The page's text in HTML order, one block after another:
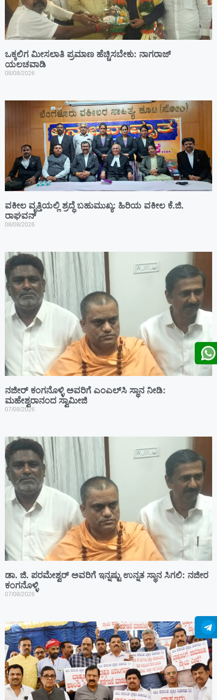
ಒಕ್ಕಲಿಗ ಮೀಸಲಾತಿ ಪ್ರಮಾಣ ಹೆಚ್ಚಿಸಬೇಕು: ನಾಗರಾಜ್
ಯಲಚವಾಡಿ
08/08/2026
ವಕೀಲ ವೃತ್ತಿಯಲ್ಲಿ ಶ್ರದ್ಧೆ ಬಹುಮುಖ್ಯ: ಹಿರಿಯ ವಕೀಲ ಕೆ.ಜಿ.
ರಾಘವನ್
08/08/2026
ನಜೀರ್ ಕಂಗನೊಳ್ಳಿ ಅವರಿಗೆ ಎಂಎಲ್‌ಸಿ ಸ್ಥಾನ ನೀಡಿ:
ಮಹೇಶ್ವರಾನಂದ ಸ್ವಾಮೀಜಿ
07/08/2026
ಡಾ. ಜಿ. ಪರಮೇಶ್ವರ್ ಅವರಿಗೆ ಇನ್ನಷ್ಟು ಉನ್ನತ ಸ್ಥಾನ ಸಿಗಲಿ: ನಜೀರ
ಕಂಗನೊಳ್ಳಿ
07/08/2026